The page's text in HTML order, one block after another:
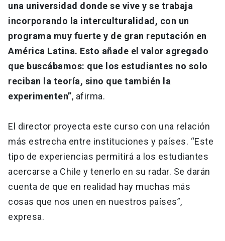
una universidad donde se vive y se trabaja
incorporando la interculturalidad, con un
programa muy fuerte y de gran reputación en
América Latina. Esto añade el valor agregado
que buscábamos: que los estudiantes no solo
reciban la teoría, sino que también la
experimenten”, afirma.
El director proyecta este curso con una relación
más estrecha entre instituciones y países. “Este
tipo de experiencias permitirá a los estudiantes
acercarse a Chile y tenerlo en su radar. Se darán
cuenta de que en realidad hay muchas más
cosas que nos unen en nuestros países”,
expresa.